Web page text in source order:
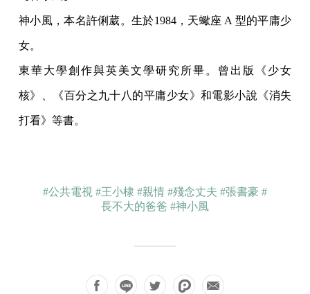
神小風，本名許俐葳。生於1984，天蠍座 A 型的平庸少
女。
東華大學創作與英美文學研究所畢。曾出版《少女
核》、《百分之九十八的平庸少女》和電影小說《消失
打看》等書。
#公共電視 #王小棣 #親情 #殘念丈夫 #張書豪 #
長不大的爸爸 #神小風